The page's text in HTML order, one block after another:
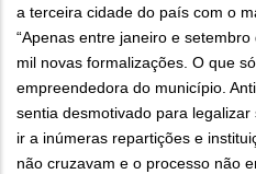
a terceira cidade do país com o
“Apenas entre janeiro e
mil novas formalizações. O que
empreendedora do município.
sentia desmotivado para
ir a inúmeras repartições e
não cruzavam e o processo não